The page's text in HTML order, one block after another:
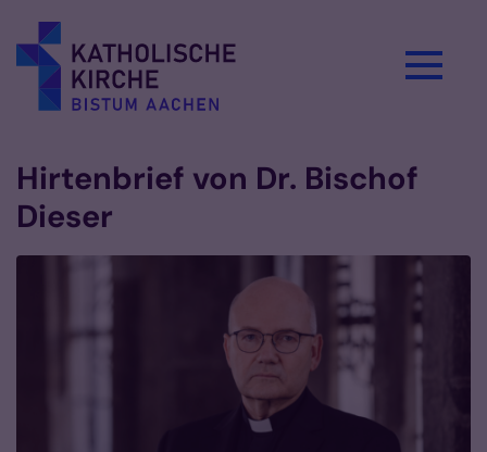
Hirtenbrief von Dr. Bischof
Dieser